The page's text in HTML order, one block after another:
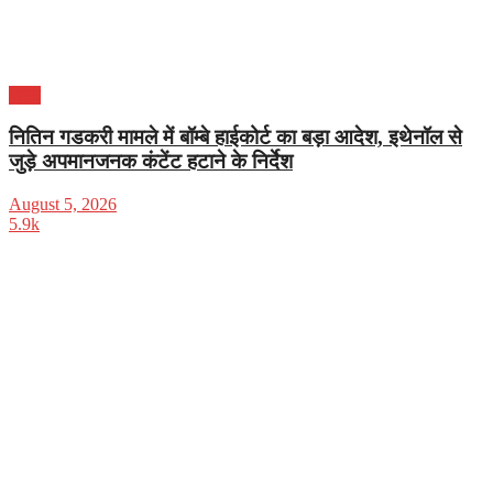
नितिन गडकरी मामले में बॉम्बे हाईकोर्ट का बड़ा आदेश, इथेनॉल से
जुड़े अपमानजनक कंटेंट हटाने के निर्देश
August 5, 2026
5.9k